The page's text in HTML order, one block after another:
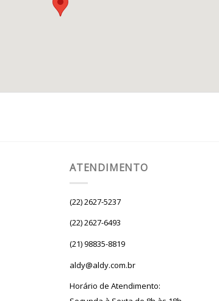
ATENDIMENTO
(22) 2627-5237
(22) 2627-6493
(21) 98835-8819
aldy@aldy.com.br
Horário de Atendimento: